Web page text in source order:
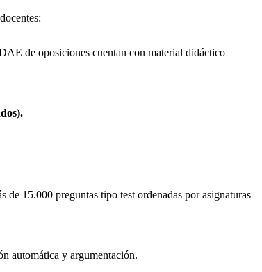
de oposiciones cuentan con material didáctico
de 15.000 preguntas tipo testordenadas por asignaturas
automática y argumentación.